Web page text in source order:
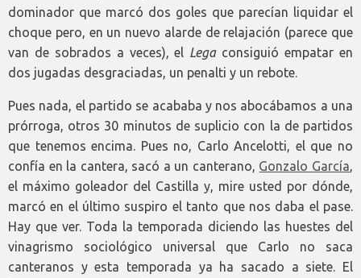
dominador que marcó dos goles que parecían liquidar el
choque pero, en un nuevo alarde de relajación (parece que
van de sobrados a veces), el Legaconsiguió empatar en
dos jugadas desgraciadas, un penalti y un rebote.
Pues nada, el partido se acababa y nos abocábamos a una
prórroga, otros 30 minutos de suplicio con la de partidos
que tenemos encima. Pues no, Carlo Ancelotti, el que no
confía en la cantera, sacó a un canterano, Gonzalo García,
el máximo goleador del Castilla y, mire usted por dónde,
marcó en el último suspiro el tanto que nos daba el pase.
Hay que ver. Toda la temporada diciendo las huestes del
vinagrismo sociológico universal que Carlo no saca
canteranos y esta temporada ya ha sacado a siete. El